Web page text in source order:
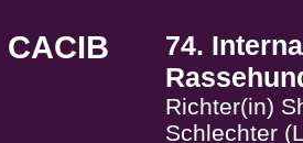
CACIB
74.
Richter(in)
Schlechter